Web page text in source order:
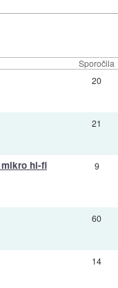
Sporočila
20
21
hi-fi 9
60
14